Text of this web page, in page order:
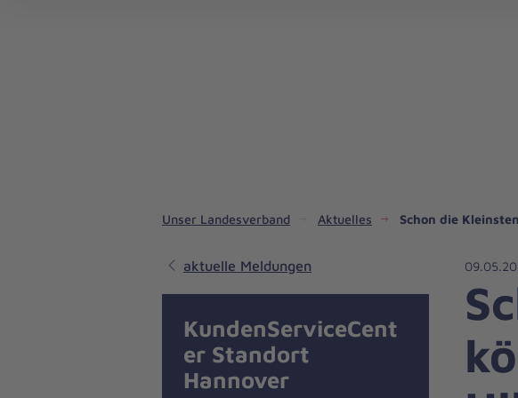
Unser Landesverband Aktuelles Schon die
aktuelle Meldungen
KundenServiceCent
er Standort
Hannover